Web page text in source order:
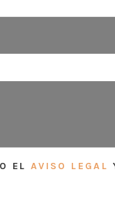
EL AVISO LEGAL